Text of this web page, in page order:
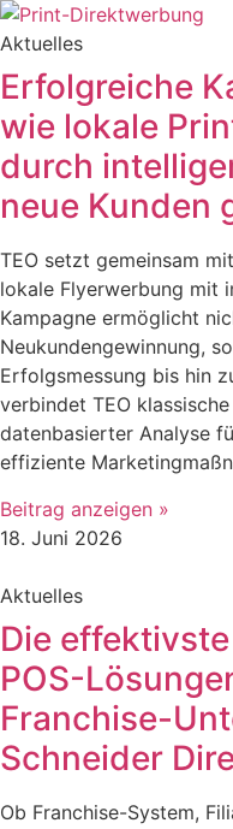
Aktuelles
Erfolgreiche
wie lokale
durch
neue Kunden
TEO setzt gemeinsam
lokale Flyerwerbung mit
Kampagne ermöglicht
Neukundengewinnung,
Erfolgsmessung bis hin
verbindet TEO
datenbasierter Analyse
effiziente
Beitrag anzeigen »
18. Juni 2026
Aktuelles
Die
POS-
Franchise-
Schneider
Ob Franchise-System,